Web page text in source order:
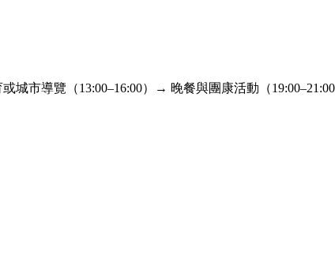
城市導覽（13:00–16:00）→ 晚餐與團康活動（